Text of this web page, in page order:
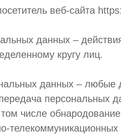
веб-сайта
данных –
кругу лиц.
данных –
том числе